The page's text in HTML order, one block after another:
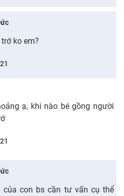
ko em?
ạ, khi nào bé gồng người
của con bs cần tư vấn cụ thể